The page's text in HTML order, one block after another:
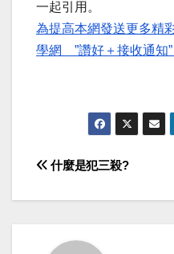
一起引用。
為提高本網發送更多精
學網 ”讚好＋接收通知”
Post
navigation
什麼是犯三殺?